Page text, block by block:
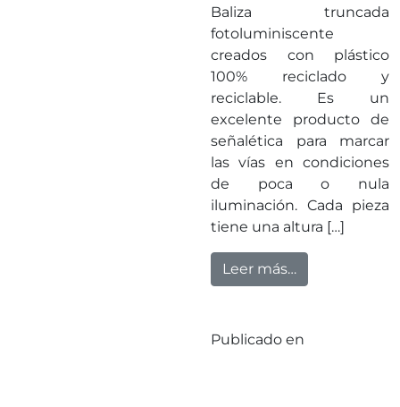
Baliza truncada
fotoluminiscente
creados con plástico
100% reciclado y
reciclable. Es un
excelente producto de
señalética para marcar
las vías en condiciones
de poca o nula
iluminación. Cada pieza
tiene una altura […]
Leer más…
Publicado en